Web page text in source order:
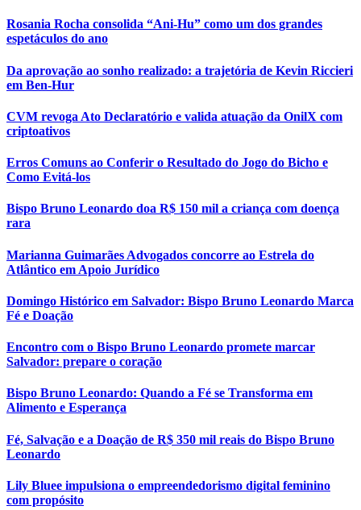
Rosania Rocha consolida “Ani-Hu” como um dos grandes
espetáculos do ano
Da aprovação ao sonho realizado: a trajetória de Kevin Riccieri
em Ben-Hur
CVM revoga Ato Declaratório e valida atuação da OnilX com
criptoativos
Erros Comuns ao Conferir o Resultado do Jogo do Bicho e
Como Evitá-los
Bispo Bruno Leonardo doa R$ 150 mil a criança com doença
rara
Marianna Guimarães Advogados concorre ao Estrela do
Atlântico em Apoio Jurídico
Domingo Histórico em Salvador: Bispo Bruno Leonardo Marca
Fé e Doação
Encontro com o Bispo Bruno Leonardo promete marcar
Salvador: prepare o coração
Bispo Bruno Leonardo: Quando a Fé se Transforma em
Alimento e Esperança
Fé, Salvação e a Doação de R$ 350 mil reais do Bispo Bruno
Leonardo
Lily Bluee impulsiona o empreendedorismo digital feminino
com propósito